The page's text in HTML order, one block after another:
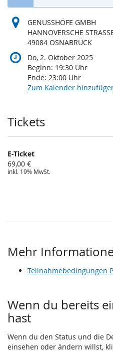
GENUSSHÖFE GMBH
HANNOVERSCHE
49084 OSNABRÜCK
Do, 2. Oktober 2025
Beginn: 19:30 Uhr
Ende: 23:00 Uhr
Zum Kalender
Produkte
Tickets
E-Ticket
69,00 €
inkl. 19% MwSt.
Mehr
Teilnahmebedingungen
Wenn du bereits
hast
Wenn du den Status und die
einsehen oder ändern willst,